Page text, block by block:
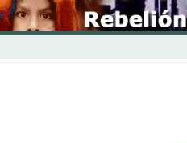
Skip
to
content
INICIO